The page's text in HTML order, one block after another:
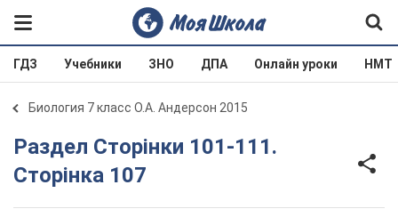
ГДЗ Учебники ЗНО ДПА Онлайн уроки НМТ
Биология 7 класс О.А. Андерсон 2015
Раздел Сторінки 101-111.
Сторінка 107